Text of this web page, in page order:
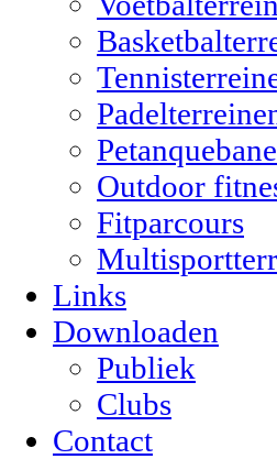
Outdoor
Fitparcours
Links
Downloaden
Publiek
Clubs
Contact